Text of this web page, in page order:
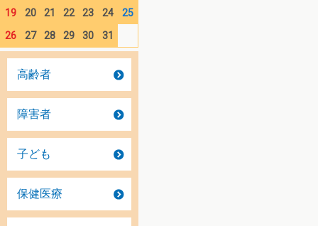
19
20 21 22 23 24
25
26
27 28 29 30 31
高齢者
障害者
子ども
保健医療